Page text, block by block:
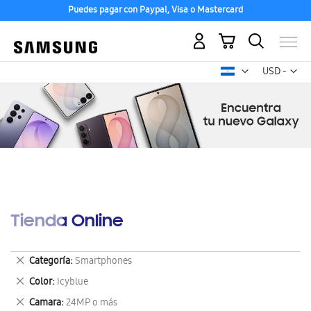
Puedes pagar con Paypal, Visa o Mastercard
USD -
dólar
Mi carrito
Tienda Online
Categoría Smartphones
Eliminar
este
artículo
Color Icyblue
Eliminar
este
Camara 24MP o más
Eliminar